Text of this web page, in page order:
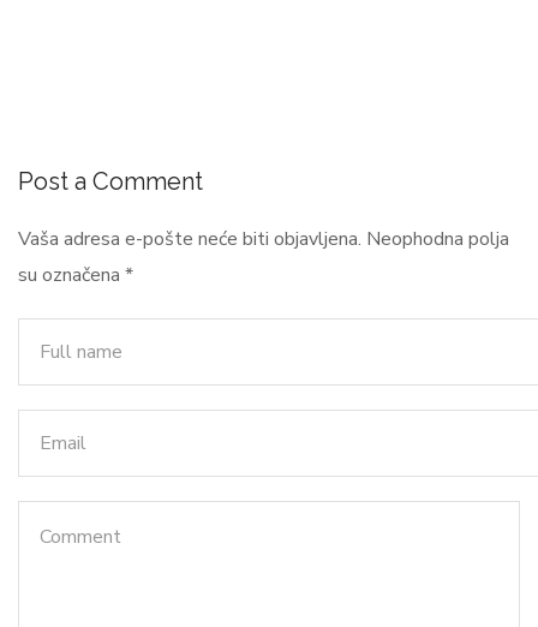
Post a Comment
Vaša adresa e-pošte neće biti objavljena. Neophodna polja
su označena *